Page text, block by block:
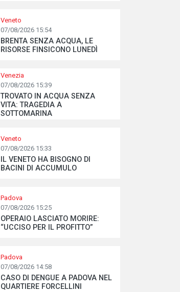
Veneto
07/08/2026 15:54
BRENTA SENZA ACQUA, LE
RISORSE FINSICONO LUNEDÌ
Venezia
07/08/2026 15:39
TROVATO IN ACQUA SENZA
VITA: TRAGEDIA A
SOTTOMARINA
Veneto
07/08/2026 15:33
IL VENETO HA BISOGNO DI
BACINI DI ACCUMULO
Padova
07/08/2026 15:25
OPERAIO LASCIATO MORIRE:
“UCCISO PER IL PROFITTO”
Padova
07/08/2026 14:58
CASO DI DENGUE A PADOVA NEL
QUARTIERE FORCELLINI